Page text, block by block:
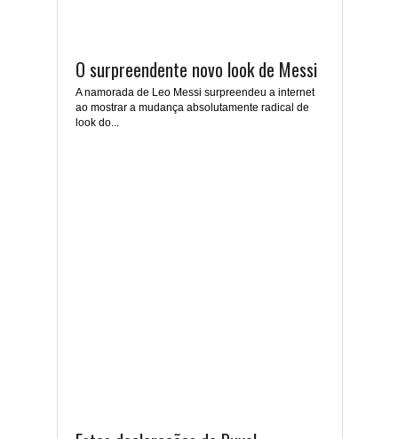
O surpreendente novo look de Messi
A namorada de Leo Messi surpreendeu a internet
ao mostrar a mudança absolutamente radical de
look do...